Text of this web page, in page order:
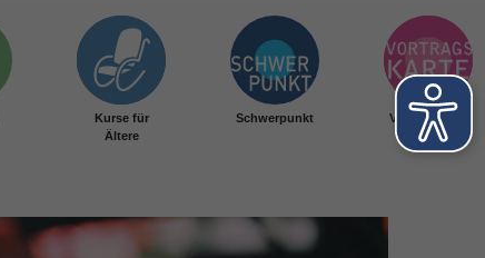
Kurse für
Ältere
Schwerpunkt Vortragskarte